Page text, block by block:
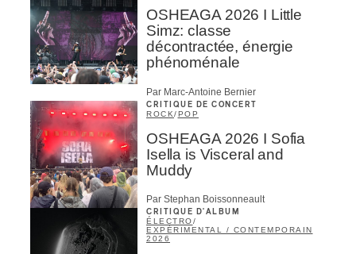
OSHEAGA 2026 I Little
Simz: classe
décontractée, énergie
phénoménale
Par Marc-Antoine Bernier
CRITIQUE DE CONCERT
ROCK/POP
OSHEAGA 2026 I Sofia
Isella is Visceral and
Muddy
Par Stephan Boissonneault
CRITIQUE D'ALBUM
ÉLECTRO/
EXPÉRIMENTAL / CONTEMPORAIN
2026